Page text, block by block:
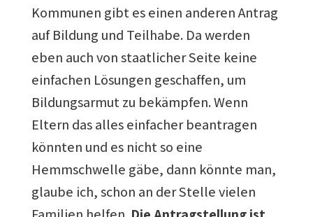
Kommunen gibt es einen anderen Antrag
auf Bildung und Teilhabe. Da werden
eben auch von staatlicher Seite keine
einfachen Lösungen geschaffen, um
Bildungsarmut zu bekämpfen. Wenn
Eltern das alles einfacher beantragen
könnten und es nicht so eine
Hemmschwelle gäbe, dann könnte man,
glaube ich, schon an der Stelle vielen